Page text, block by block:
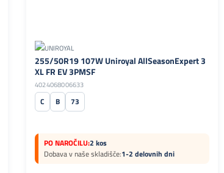
255/50R19 107W Uniroyal AllSeasonExpert 3
XL FR EV 3PMSF
4024068006633
C B 73
PO NAROČILU:2 kos
Dobava v naše skladišče:1-2 delovnih dni